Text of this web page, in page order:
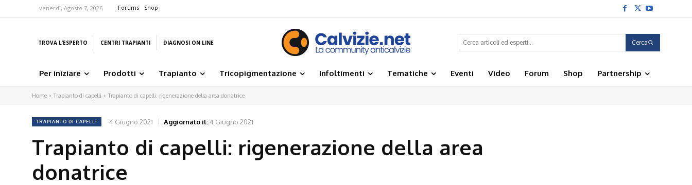
venerdì, Agosto 7, 2026 Forums Shop
TROVA L’ESPERTO CENTRI TRAPIANTI DIAGNOSI ON LINE Cerca
Per iniziare Prodotti Trapianto Tricopigmentazione Infoltimenti Tematiche Eventi Video Forum Shop Partnership
Home Trapianto di capelli Trapianto di capelli: rigenerazione della area donatrice
TRAPIANTO DI CAPELLI 4 Giugno 2021 Aggiornato il:4 Giugno 2021
Trapianto di capelli: rigenerazione della area
donatrice